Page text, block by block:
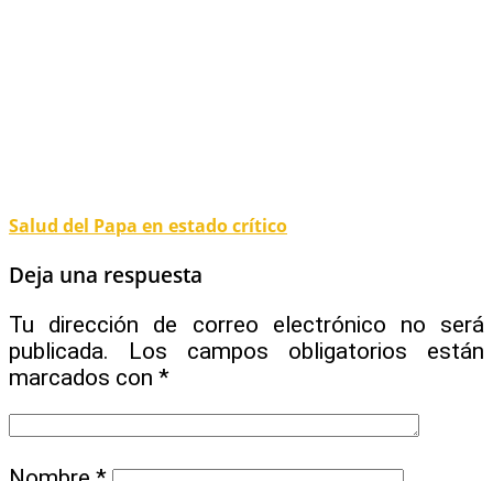
Salud del Papa en estado crítico
Deja una respuesta
Tu dirección de correo electrónico no será
publicada.
Los campos obligatorios están
marcados con *